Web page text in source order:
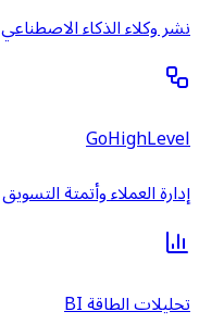
نشر وكلاء الذكاء الاصطناعي
GoHighLevel
إدارة العملاء وأتمتة التسويق
تحليلات الطاقة BI